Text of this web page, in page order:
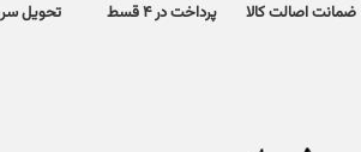
ضمانت اصالت کالا پرداخت در 4 قسط تحویل